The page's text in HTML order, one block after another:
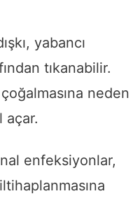
yabancı
tıkanabilir.
neden
açar.
enfeksiyonlar,